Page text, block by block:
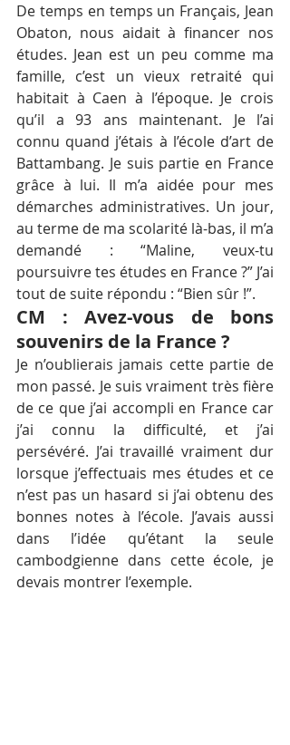
De temps en temps un Français, Jean
Obaton, nous aidait à financer nos
études. Jean est un peu comme ma
famille, c’est un vieux retraité qui
habitait à Caen à l’époque. Je crois
qu’il a 93 ans maintenant. Je l’ai
connu quand j’étais à l’école d’art de
Battambang. Je suis partie en France
grâce à lui. Il m’a aidée pour mes
démarches administratives. Un jour,
au terme de ma scolarité là-bas, il m’a
demandé : “Maline, veux-tu
poursuivre tes études en France ?” J’ai
tout de suite répondu : “Bien sûr !”.
CM : Avez-vous de bons
souvenirs de la France ?
Je n’oublierais jamais cette partie de
mon passé. Je suis vraiment très fière
de ce que j’ai accompli en France car
j’ai connu la difficulté, et j’ai
persévéré. J’ai travaillé vraiment dur
lorsque j’effectuais mes études et ce
n’est pas un hasard si j’ai obtenu des
bonnes notes à l’école. J’avais aussi
dans l’idée qu’étant la seule
cambodgienne dans cette école, je
devais montrer l’exemple.